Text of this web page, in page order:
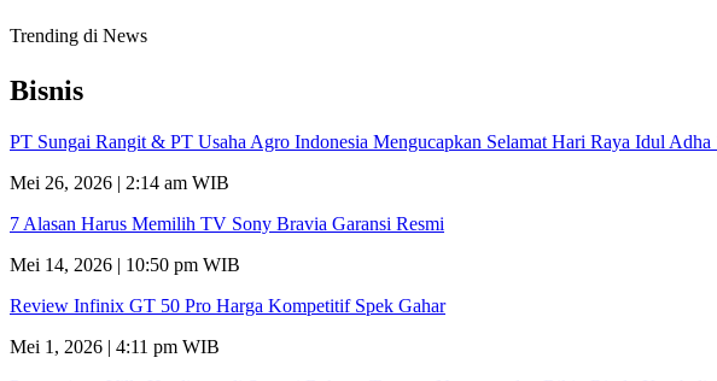
Trending di News
Bisnis
PT Sungai Rangit & PT Usaha Agro Indonesia Mengucapkan Selamat Hari Raya Idul
Mei 26, 2026 | 2:14 am WIB
7 Alasan Harus Memilih TV Sony Bravia Garansi Resmi
Mei 14, 2026 | 10:50 pm WIB
Review Infinix GT 50 Pro Harga Kompetitif Spek Gahar
Mei 1, 2026 | 4:11 pm WIB